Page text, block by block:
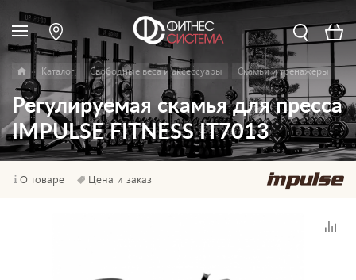
Каталог Свободные веса и аксессуары Скамьи и тренажеры
Регулируемая скамья для пресса
IMPULSE FITNESS IT7013
О товаре Цена и заказ